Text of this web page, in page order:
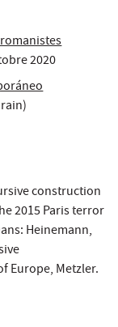
2020
construction
2015 Paris terror
Heinemann,
Europe, Metzler.